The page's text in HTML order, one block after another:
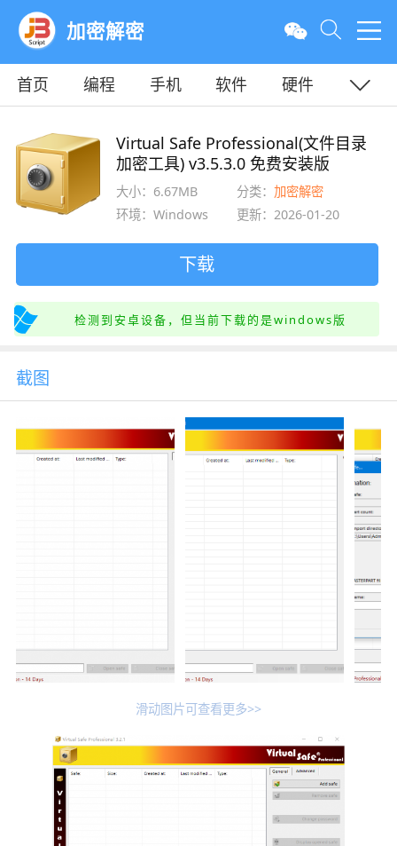
加密解密
首页 编程 手机 软件
硬件
Virtual Safe Professional(文件目录
加密工具) v3.5.3.0 免费安装版
大小：6.67MB 分类：加密解密
环境：Windows
更新：2026-01-20
下载
检测到安卓设备，但当前下载的是windows版
截图
滑动图片可查看更多>>